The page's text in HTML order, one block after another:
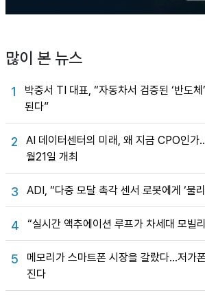
많이 본 뉴스
1
박중서 TI 대표, “자동차서 검증된 ‘반도
된다”
2
AI 데이터센터의 미래, 왜 지금 CPO인
월21일 개최
3 ADI, “다중 모달 촉각 센서 로봇에게 ‘물
4 “실시간 액추에이션 루프가 차세대 모빌
5
메모리가 스마트폰 시장을 갈랐다…저가
진다